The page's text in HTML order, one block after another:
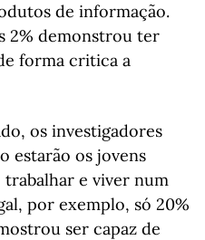
de informação.
2% demonstrou ter
forma critica a
os investigadores
estarão os jovens
e viver num
por exemplo, só 20%
ser capaz de